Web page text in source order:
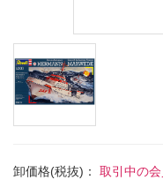
卸価格(税抜)： 取引中の